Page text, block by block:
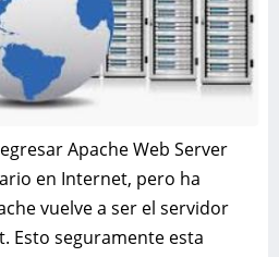
Apache Web Server
en Internet, pero ha
vuelve a ser el servidor
Esto seguramente esta